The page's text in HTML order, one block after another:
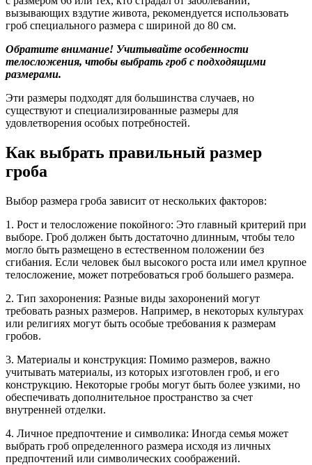
вызывающих вздутие живота, рекомендуется использовать
гроб специального размера с шириной до 80 см.
Обратите внимание! Учитывайте особенности
телосложения, чтобы выбрать гроб с подходящими
размерами.
Эти размеры подходят для большинства случаев, но
существуют и специализированные размеры для
удовлетворения особых потребностей.
Как выбрать правильный размер
гроба
Выбор размера гроба зависит от нескольких факторов:
1. Рост и телосложение покойного: Это главный критерий при
выборе. Гроб должен быть достаточно длинным, чтобы тело
могло быть размещено в естественном положении без
сгибания. Если человек был высокого роста или имел крупное
телосложение, может потребоваться гроб большего размера.
2. Тип захоронения: Разные виды захоронений могут
требовать разных размеров. Например, в некоторых культурах
или религиях могут быть особые требования к размерам
гробов.
3. Материалы и конструкция: Помимо размеров, важно
учитывать материалы, из которых изготовлен гроб, и его
конструкцию. Некоторые гробы могут быть более узкими, но
обеспечивать дополнительное пространство за счет
внутренней отделки.
4. Личное предпочтение и символика: Иногда семья может
выбрать гроб определенного размера исходя из личных
предпочтений или символических соображений.